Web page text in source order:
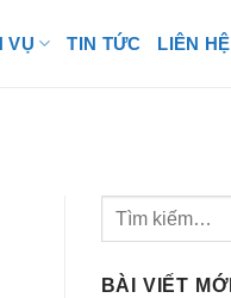
VỤ TIN TỨC LIÊN HỆ
BÀI VIẾT MỚI